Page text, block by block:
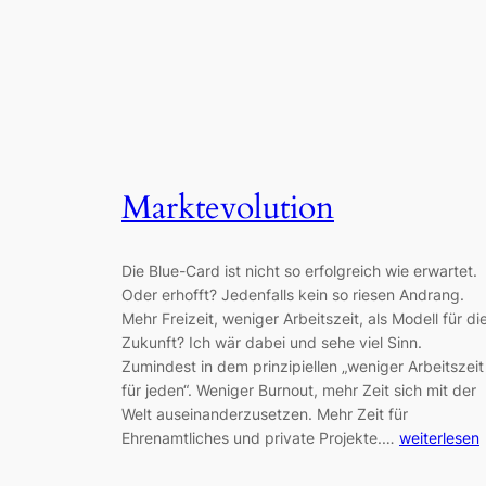
Marktevolution
Die Blue-Card ist nicht so erfolgreich wie erwartet.
Oder erhofft? Jedenfalls kein so riesen Andrang.
Mehr Freizeit, weniger Arbeitszeit, als Modell für
Zukunft? Ich wär dabei und sehe viel Sinn.
Zumindest in dem prinzipiellen „weniger Arbeitszeit
für jeden“. Weniger Burnout, mehr Zeit sich mit der
Welt auseinanderzusetzen. Mehr Zeit für
Ehrenamtliches und private Projekte.… weiterlesen